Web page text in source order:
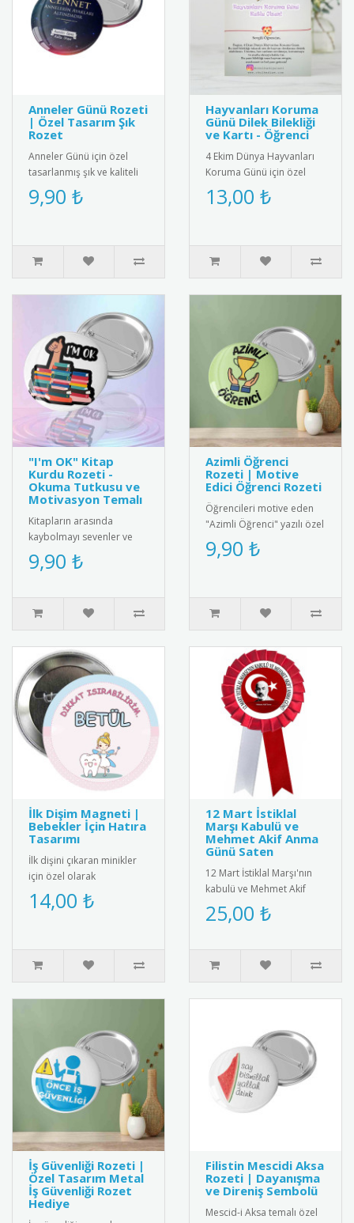
Anneler Günü Rozeti
| Özel Tasarım Şık
Rozet
Anneler Günü için özel
tasarlanmış şık ve kaliteli
rozet. 2025 yılına özel
desen ve renklerle üretil..
9,90 ₺
Hayvanları Koruma
Günü Dilek Bilekliği
ve Kartı - Öğrenci
4 Ekim Dünya Hayvanları
Koruma Günü için özel
olarak hazırlanan bu
anlamlı hediye kartı ve
13,00 ₺
"I'm OK" Kitap
Kurdu Rozeti -
Okuma Tutkusu ve
Motivasyon Temalı
Kitapların arasında
kaybolmayı sevenler ve
ders yükünün altından
başarıyla kalkanlar için
9,90 ₺
Azimli Öğrenci
Rozeti | Motive
Edici Öğrenci Rozeti
Öğrencileri motive eden
"Azimli Öğrenci" yazılı özel
tasarım rozet. Kaliteli
metal malzemeden üretil..
9,90 ₺
İlk Dişim Magneti |
Bebekler İçin Hatıra
Tasarımı
İlk dişini çıkaran minikler
için özel olarak
tasarlanmış bebek
magneti. Diş buğdayı
14,00 ₺
12 Mart İstiklal
Marşı Kabulü ve
Mehmet Akif Anma
Günü Saten
12 Mart İstiklal Marşı'nın
kabulü ve Mehmet Akif
Ersoy\'u anma gününe özel
saten kokart. Milli değer..
25,00 ₺
İş Güvenliği Rozeti |
Özel Tasarım Metal
İş Güvenliği Rozet
Hediye
Filistin Mescidi Aksa
Rozeti | Dayanışma
ve Direniş Sembolü
Mescid-i Aksa temalı özel